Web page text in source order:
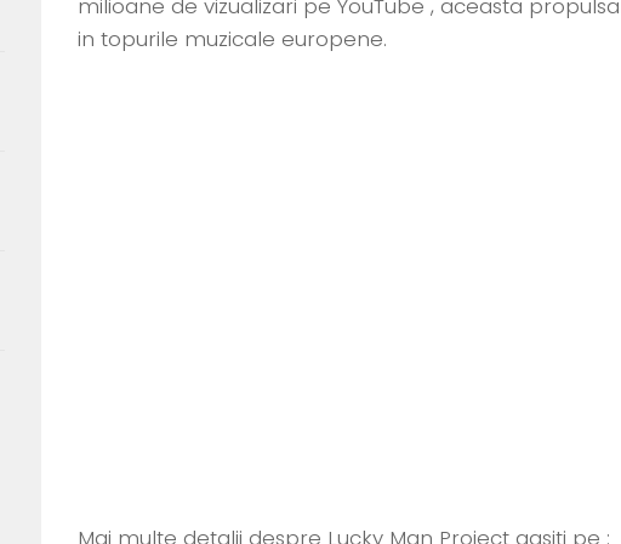
milioane de vizualizari pe YouTube , aceasta
in topurile muzicale europene.
Mai multe detalii despre Lucky Man Project gasiti pe :